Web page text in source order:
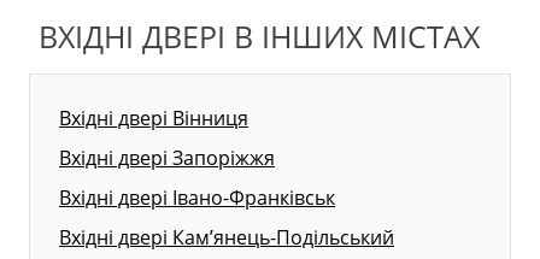
ВХІДНІ ДВЕРІ В ІНШИХ МІСТАХ
Вхідні двері Вінниця
Вхідні двері Запоріжжя
Вхідні двері Івано-Франківськ
Вхідні двері Кам’янець-Подільський